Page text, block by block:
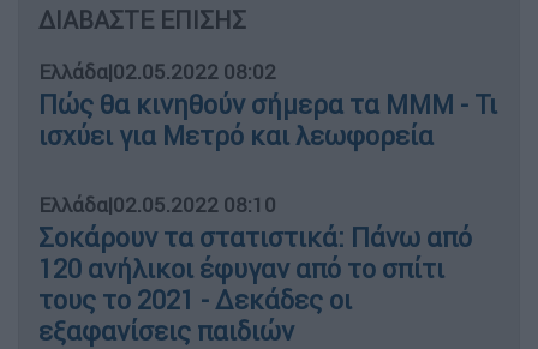
ΔΙΑΒΑΣΤΕ ΕΠΙΣΗΣ
Ελλάδα|02.05.2022 08:02
Πώς θα κινηθούν σήμερα τα ΜΜΜ - Τι
ισχύει για Μετρό και λεωφορεία
Ελλάδα|02.05.2022 08:10
Σοκάρουν τα στατιστικά: Πάνω από
120 ανήλικοι έφυγαν από το σπίτι
τους το 2021 - Δεκάδες οι
εξαφανίσεις παιδιών